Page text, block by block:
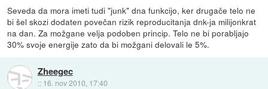
Seveda da mora imeti tudi "junk" dna funkcijo, ker drugače telo ne
bi šel skozi dodaten povečan rizik reproducitanja dnk-ja milijonkrat
na dan. Za možgane velja podoben princip. Telo ne bi porabljajo
30% svoje energije zato da bi možgani delovali le 5%.
Zheegec
:: 16. nov 2010, 17:40